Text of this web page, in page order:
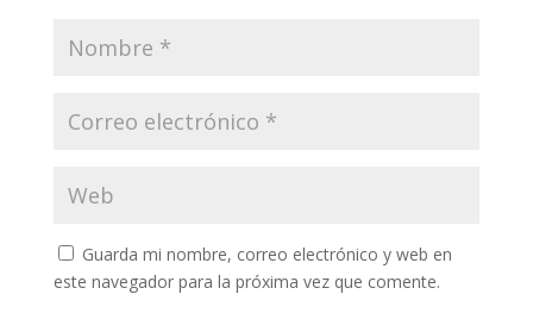
Guarda mi nombre, correo electrónico y web en
este navegador para la próxima vez que comente.